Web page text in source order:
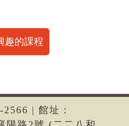
趣的課程
| 館址：